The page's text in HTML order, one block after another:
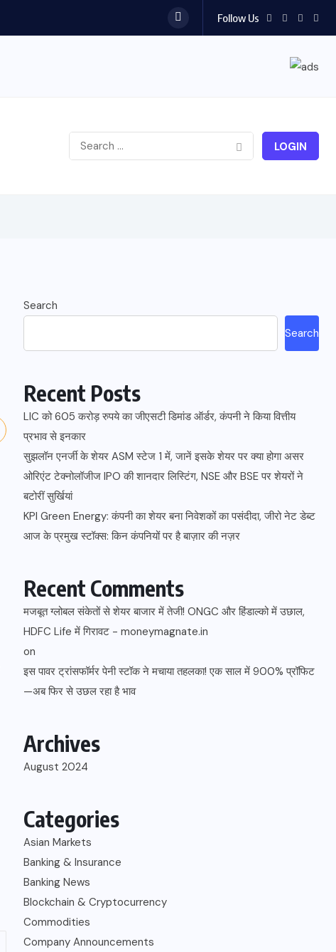
Follow Us
LOGIN
Search
Search
Recent Posts
LIC को 605 करोड़ रुपये का जीएसटी डिमांड ऑर्डर, कंपनी ने किया वित्तीय
प्रभाव से इनकार
सुझलॉन एनर्जी के शेयर ASM स्टेज 1 में, जानें इसके शेयर पर क्या होगा असर
ओरिएंट टेक्नोलॉजीज IPO की शानदार लिस्टिंग, NSE और BSE पर शेयरों ने
बटोरीं सुर्खियां
KPI Green Energy: कंपनी का शेयर बना निवेशकों का पसंदीदा, जीरो नेट डेब्ट
आज के प्रमुख स्टॉक्स: किन कंपनियों पर है बाज़ार की नज़र
Recent Comments
मजबूत ग्लोबल संकेतों से शेयर बाजार में तेजी! ONGC और हिंडाल्को में उछाल,
HDFC Life में गिरावट - moneymagnate.in
on
इस पावर ट्रांसफॉर्मर पेनी स्टॉक ने मचाया तहलका! एक साल में 900% प्रॉफिट
—अब फिर से उछल रहा है भाव
Archives
August 2024
Categories
Asian Markets
Banking & Insurance
Banking News
Blockchain & Cryptocurrency
Commodities
Company Announcements